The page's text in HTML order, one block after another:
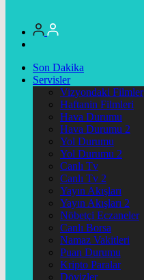
Son Dakika
Servisler
Vizyondaki Filmler
Haftanin Filmleri
Hava Durumu
Hava Durumu 2
Yol Durumu
Yol Durumu 2
Canlı Tv
Canlı Tv 2
Yayın Akışları
Yayın Akışları 2
Nöbetçi Eczaneler
Canlı Borsa
Namaz Vakitleri
Puan Durumu
Kripto Paralar
Dövizler